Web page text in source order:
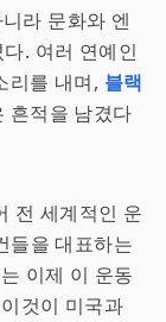
라 문화와 엔
. 여러 연예인
리를 내며, 블랙
흔적을 남겼다
전 세계적인 운
들을 대표하는
이제 이 운동
것이 미국과